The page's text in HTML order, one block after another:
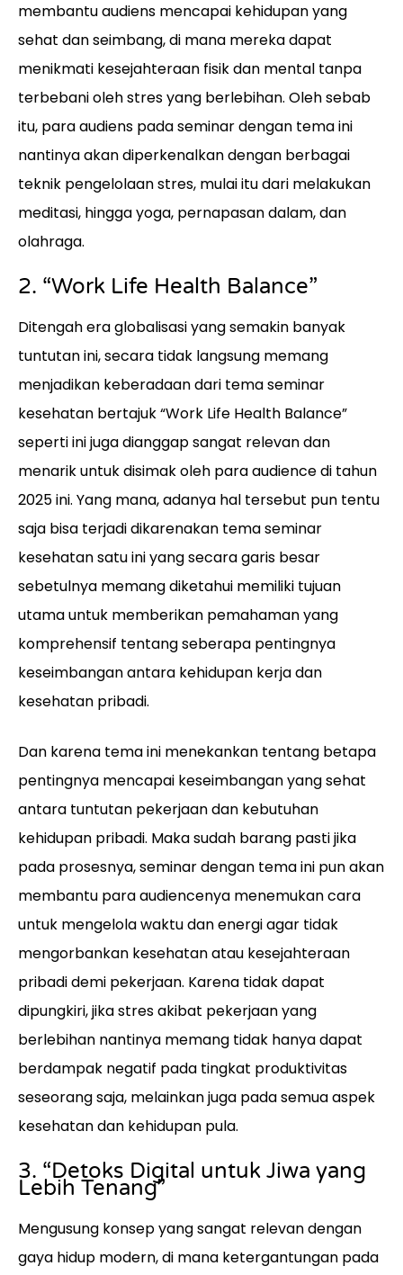
membantu audiens mencapai kehidupan yang
sehat dan seimbang, di mana mereka dapat
menikmati kesejahteraan fisik dan mental tanpa
terbebani oleh stres yang berlebihan. Oleh sebab
itu, para audiens pada seminar dengan tema ini
nantinya akan diperkenalkan dengan berbagai
teknik pengelolaan stres, mulai itu dari melakukan
meditasi, hingga yoga, pernapasan dalam, dan
olahraga.
2. “Work Life Health Balance”
Ditengah era globalisasi yang semakin banyak
tuntutan ini, secara tidak langsung memang
menjadikan keberadaan dari tema seminar
kesehatan bertajuk “Work Life Health Balance”
seperti ini juga dianggap sangat relevan dan
menarik untuk disimak oleh para audience di tahun
2025 ini. Yang mana, adanya hal tersebut pun tentu
saja bisa terjadi dikarenakan tema seminar
kesehatan satu ini yang secara garis besar
sebetulnya memang diketahui memiliki tujuan
utama untuk memberikan pemahaman yang
komprehensif tentang seberapa pentingnya
keseimbangan antara kehidupan kerja dan
kesehatan pribadi.
Dan karena tema ini menekankan tentang betapa
pentingnya mencapai keseimbangan yang sehat
antara tuntutan pekerjaan dan kebutuhan
kehidupan pribadi. Maka sudah barang pasti jika
pada prosesnya, seminar dengan tema ini pun akan
membantu para audiencenya menemukan cara
untuk mengelola waktu dan energi agar tidak
mengorbankan kesehatan atau kesejahteraan
pribadi demi pekerjaan. Karena tidak dapat
dipungkiri, jika stres akibat pekerjaan yang
berlebihan nantinya memang tidak hanya dapat
berdampak negatif pada tingkat produktivitas
seseorang saja, melainkan juga pada semua aspek
kesehatan dan kehidupan pula.
3. “Detoks Digital untuk Jiwa yang
Lebih Tenang”
Mengusung konsep yang sangat relevan dengan
gaya hidup modern, di mana ketergantungan pada